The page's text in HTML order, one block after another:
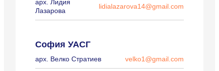
арх. Лидия
Лазарова
lidialazarova14@gmail.com
София УАСГ
арх. Велко Стратиев velko1@gmail.com